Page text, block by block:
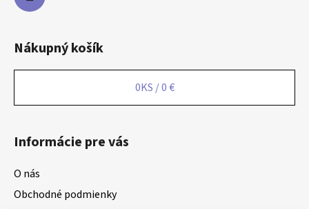
Nákupný košík
0KS /0 €
Informácie pre vás
O nás
Obchodné podmienky